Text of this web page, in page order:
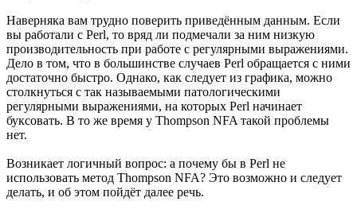
Наверняка вам трудно поверить приведённым данным. Если
вы работали с Perl, то вряд ли подмечали за ним низкую
производительность при работе с регулярными выражениями.
Дело в том, что в большинстве случаев Perl обращается с ними
достаточно быстро. Однако, как следует из графика, можно
столкнуться с так называемыми патологическими
регулярными выражениями, на которых Perl начинает
буксовать. В то же время у Thompson NFA такой проблемы
нет.
Возникает логичный вопрос: а почему бы в Perl не
использовать метод Thompson NFA? Это возможно и следует
делать, и об этом пойдёт далее речь.